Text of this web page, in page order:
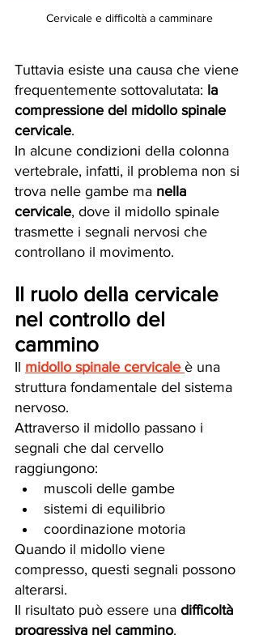
Cervicale e difficoltà a camminare
Tuttavia esiste una causa che viene
frequentemente sottovalutata: la
compressione del midollo spinale
cervicale.
In alcune condizioni della colonna
vertebrale, infatti, il problema non si
trova nelle gambe ma nella
cervicale, dove il midollo spinale
trasmette i segnali nervosi che
controllano il movimento.
Il ruolo della cervicale
nel controllo del
cammino
Il midollo spinale cervicale è una
struttura fondamentale del sistema
nervoso.
Attraverso il midollo passano i
segnali che dal cervello
raggiungono:
muscoli delle gambe
sistemi di equilibrio
coordinazione motoria
Quando il midollo viene
compresso, questi segnali possono
alterarsi.
Il risultato può essere una difficoltà
progressiva nel cammino.